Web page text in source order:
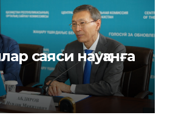
саяси науқанға